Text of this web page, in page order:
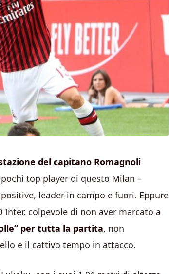
del capitano Romagnoli
top player di questo Milan –
leader in campo e fuori. Eppure
colpevole di non aver marcato a
per tutta la partita, non
e il cattivo tempo in attacco.